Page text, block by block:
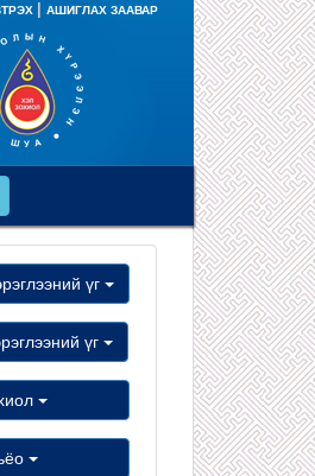
АШИГЛАХ ЗААВАР
үг
үг